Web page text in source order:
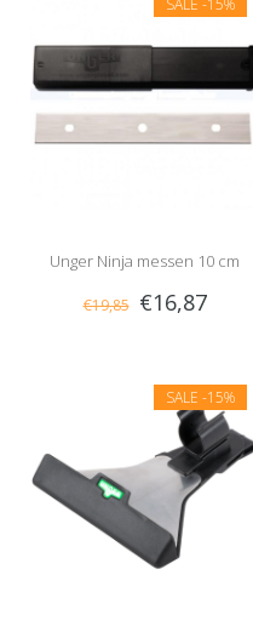
SALE -15%
Unger Ninja messen 10 cm
€19,85 €16,87
SALE -15%